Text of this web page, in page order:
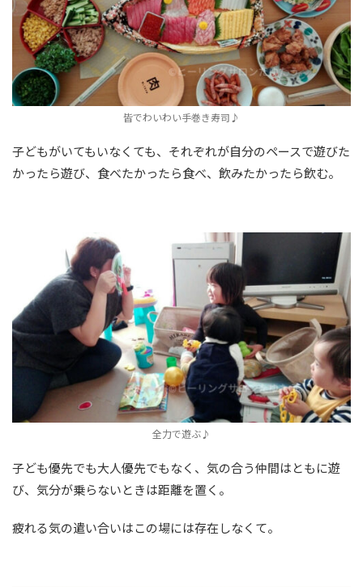
皆でわいわい手巻き寿司♪
子どもがいてもいなくても、それぞれが自分のペースで遊びた
かったら遊び、食べたかったら食べ、飲みたかったら飲む。
全力で遊ぶ♪
子ども優先でも大人優先でもなく、気の合う仲間はともに遊
び、気分が乗らないときは距離を置く。
疲れる気の遣い合いはこの場には存在しなくて。